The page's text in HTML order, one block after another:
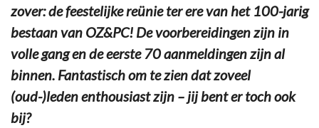
zover: de feestelijke reünie ter ere van het 100-jarig
bestaan van OZ&PC! De voorbereidingen zijn in
volle gang en de eerste 70 aanmeldingen zijn al
binnen. Fantastisch om te zien dat zoveel
(oud-)leden enthousiast zijn – jij bent er toch ook
bij?